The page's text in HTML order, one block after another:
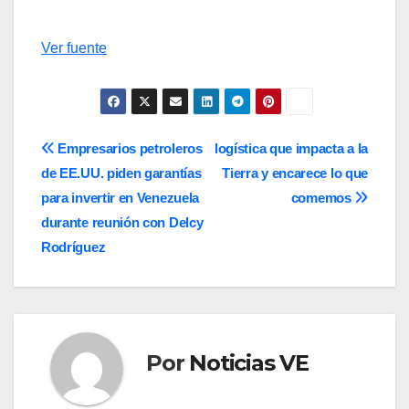
Ver fuente
Navegación
de
entradas
logística que impacta a la
Tierra y encarece lo que
comemos
Empresarios petroleros
de EE.UU. piden garantías
para invertir en Venezuela
durante reunión con Delcy
Rodríguez
Por Noticias VE